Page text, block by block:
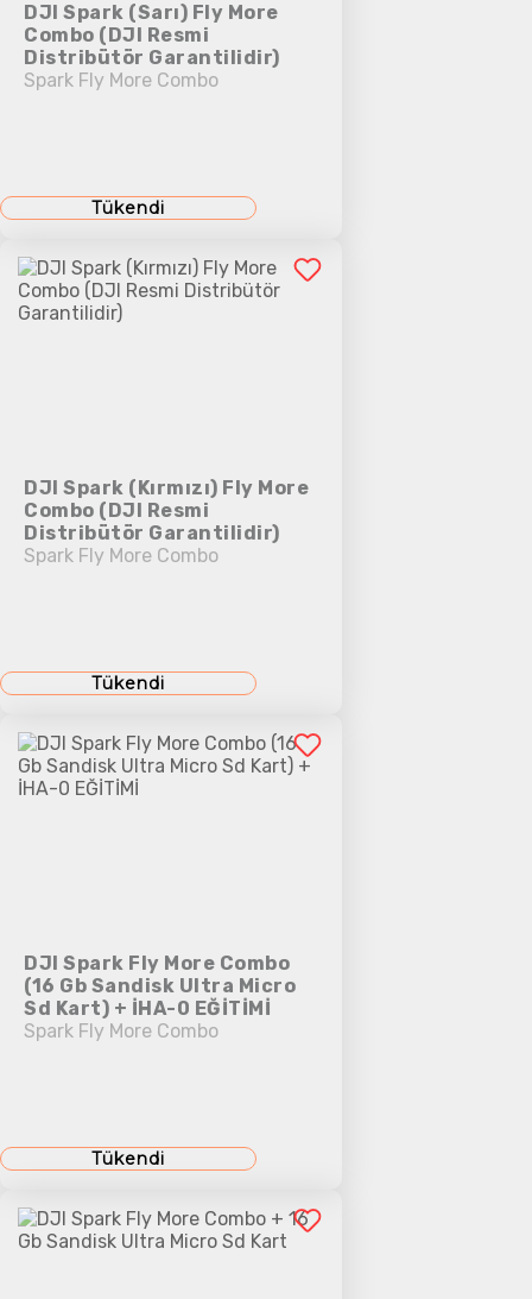
DJI Spark (Sarı) Fly More
Combo (DJI Resmi
Distribütör Garantilidir)
Spark Fly More Combo
Tükendi
DJI Spark (Kırmızı) Fly More
Combo (DJI Resmi
Distribütör Garantilidir)
Spark Fly More Combo
Tükendi
DJI Spark Fly More Combo
(16 Gb Sandisk Ultra Micro
Sd Kart) + İHA-0 EĞİTİMİ
Spark Fly More Combo
Tükendi